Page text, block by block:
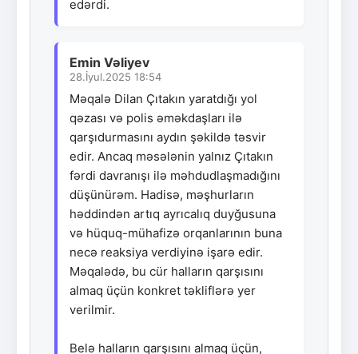
edərdi.
Emin Vəliyev
28.İyul.2025 18:54
Məqalə Dilan Çıtakın yaratdığı yol
qəzası və polis əməkdaşları ilə
qarşıdurmasını aydın şəkildə təsvir
edir. Ancaq məsələnin yalnız Çıtakın
fərdi davranışı ilə məhdudlaşmadığını
düşünürəm. Hadisə, məşhurların
həddindən artıq ayrıcalıq duyğusuna
və hüquq-mühafizə orqanlarının buna
necə reaksiya verdiyinə işarə edir.
Məqalədə, bu cür halların qarşısını
almaq üçün konkret təkliflərə yer
verilmir.
Belə halların qarşısını almaq üçün,